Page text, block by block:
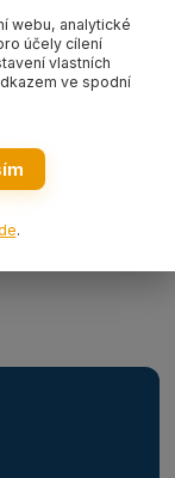
délka L dle
Provedení dle
webu, analytické
účely cílení
vlastních
ve spodní
.